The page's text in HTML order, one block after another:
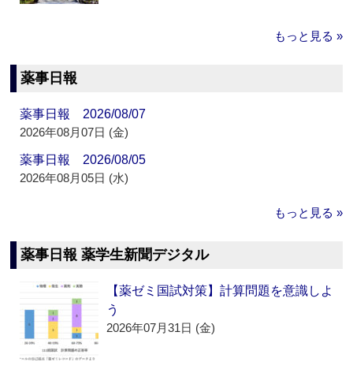
もっと見る »
薬事日報
薬事日報 2026/08/07
2026年08月07日 (金)
薬事日報 2026/08/05
2026年08月05日 (水)
もっと見る »
薬事日報 薬学生新聞デジタル
【薬ゼミ国試対策】計算問題を意識しよ
う
2026年07月31日 (金)